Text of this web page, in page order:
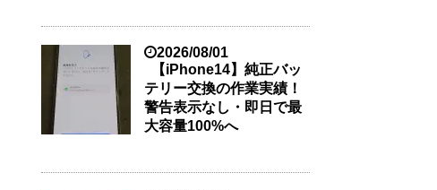
2026/08/01
【iPhone14】純正バッ
テリー交換の作業実績！
警告表示なし・即日で最
大容量100%へ